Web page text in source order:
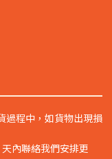
過程中，如貨物出現損
內聯絡我們安排更